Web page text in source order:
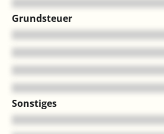
Grundsteuer
Sonstiges